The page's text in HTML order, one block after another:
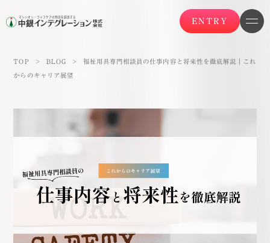
ENTRY
TOP > BLOG > 福祉用具専門相談員の仕事内容と将来性を徹底解説｜これ
からのキャリア展望